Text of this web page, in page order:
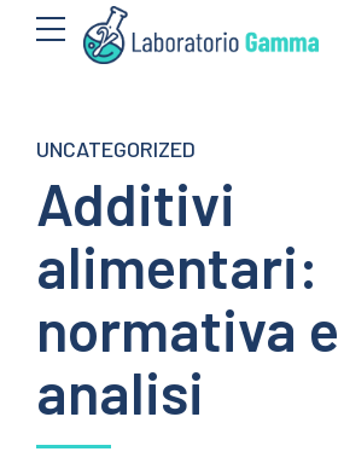
UNCATEGORIZED
Additivi
alimentari:
normativa e
analisi